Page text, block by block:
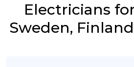
Electricians
Sweden,